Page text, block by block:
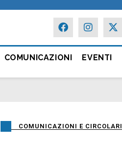
COMUNICAZIONI EVENTI
COMUNICAZIONI E CIRCOLARI